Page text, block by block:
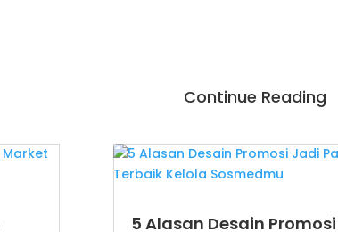
Continue Reading
5 Alasan Desain